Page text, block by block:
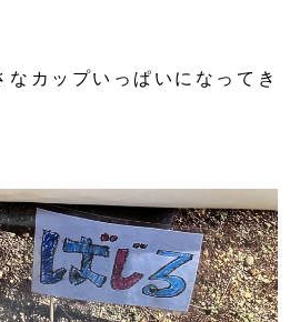
なカップいっぱいになってき